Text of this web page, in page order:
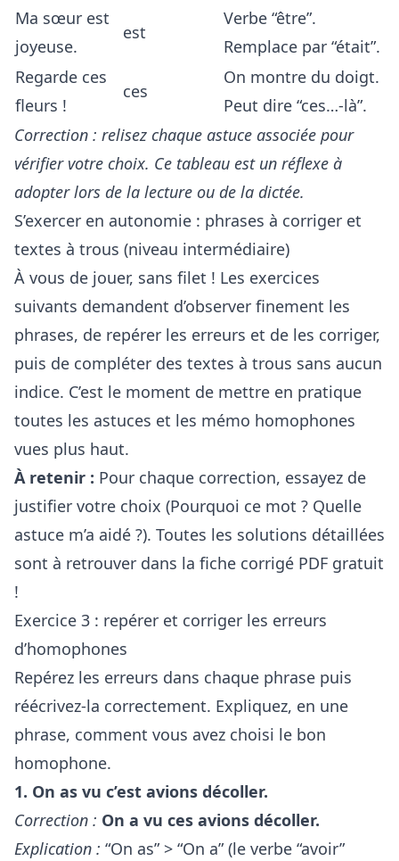
Ma sœur est
joyeuse.
est
Verbe “être”.
Remplace par “était”.
Regarde ces
fleurs !
ces
On montre du doigt.
Peut dire “ces…-là”.
Correction : relisez chaque astuce associée pour
vérifier votre choix. Ce tableau est un réflexe à
adopter lors de la lecture ou de la dictée.
S’exercer en autonomie : phrases à corriger et
textes à trous (niveau intermédiaire)
À vous de jouer, sans filet ! Les exercices
suivants demandent d’observer finement les
phrases, de repérer les erreurs et de les corriger,
puis de compléter des textes à trous sans aucun
indice. C’est le moment de mettre en pratique
toutes les astuces et les mémo homophones
vues plus haut.
À retenir : Pour chaque correction, essayez de
justifier votre choix (Pourquoi ce mot ? Quelle
astuce m’a aidé ?). Toutes les solutions détaillées
sont à retrouver dans la fiche corrigé PDF gratuit
!
Exercice 3 : repérer et corriger les erreurs
d’homophones
Repérez les erreurs dans chaque phrase puis
réécrivez-la correctement. Expliquez, en une
phrase, comment vous avez choisi le bon
homophone.
1. On as vu c’est avions décoller.
Correction : On a vu ces avions décoller.
Explication : “On as” > “On a” (le verbe “avoir”